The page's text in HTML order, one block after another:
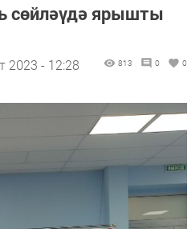
сөйләүдә ярышты
2023 - 12:28 813 0 0